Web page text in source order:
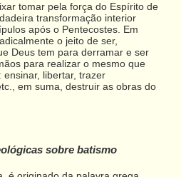
tomar pela força do Espírito de
transformação interior
após o Pentecostes. Em
o jeito de ser,
Deus tem para derramar e ser
para realizar o mesmo que
libertar, trazer
em suma, destruir as obras do
sobre batismo